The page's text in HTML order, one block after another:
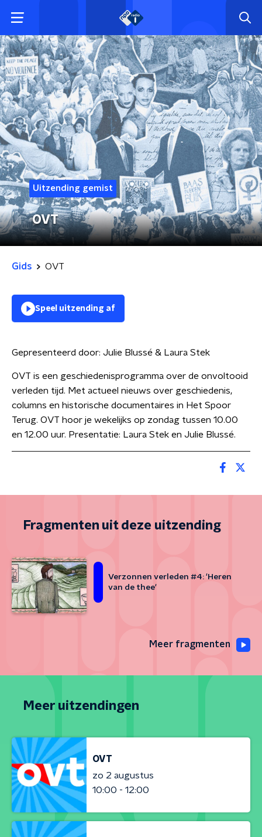
Uitzending gemist
OVT
Gids OVT
Speel uitzending af
Gepresenteerd door: Julie Blussé & Laura Stek
OVT is een geschiedenisprogramma over de onvoltooid
verleden tijd. Met actueel nieuws over geschiedenis,
columns en historische documentaires in Het Spoor
Terug. OVT hoor je wekelijks op zondag tussen 10.00
en 12.00 uur. Presentatie: Laura Stek en Julie Blussé.
Fragmenten uit deze uitzending
Verzonnen verleden #4: 'Heren
van de thee'
Meer fragmenten
Meer uitzendingen
OVT
zo 2 augustus
10:00 - 12:00